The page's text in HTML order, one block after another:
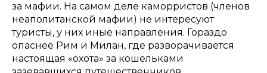
за мафии. На самом деле каморристов (членов
неаполитанской мафии) не интересуют
туристы, у них иные направления. Гораздо
опаснее Рим и Милан, где разворачивается
настоящая «охота» за кошельками